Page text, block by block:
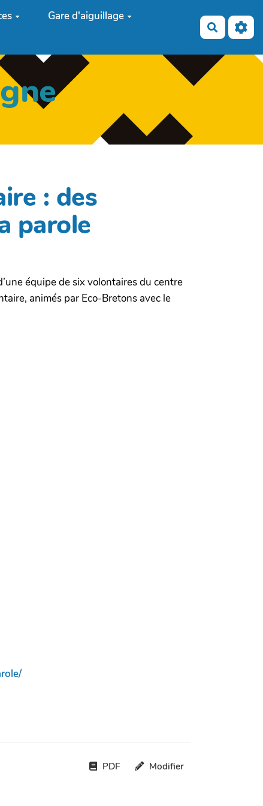
Gare d'aiguillage
: des
parole
équipe de six volontaires du centre
animés par Eco-Bretons avec le
PDF Modifier